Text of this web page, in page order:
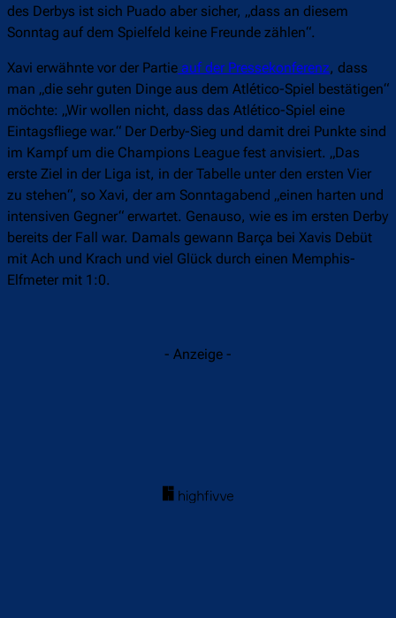
des Derbys ist sich Puado aber sicher, „dass an diesem
Sonntag auf dem Spielfeld keine Freunde zählen“.
Xavi erwähnte vor der Partie auf der Pressekonferenz, dass
man „die sehr guten Dinge aus dem Atlético-Spiel bestätigen“
möchte: „Wir wollen nicht, dass das Atlético-Spiel eine
Eintagsfliege war.“ Der Derby-Sieg und damit drei Punkte sind
im Kampf um die Champions League fest anvisiert. „Das
erste Ziel in der Liga ist, in der Tabelle unter den ersten Vier
zu stehen“, so Xavi, der am Sonntagabend „einen harten und
intensiven Gegner“ erwartet. Genauso, wie es im ersten Derby
bereits der Fall war. Damals gewann Barça bei Xavis Debüt
mit Ach und Krach und viel Glück durch einen Memphis-
Elfmeter mit 1:0.
- Anzeige -